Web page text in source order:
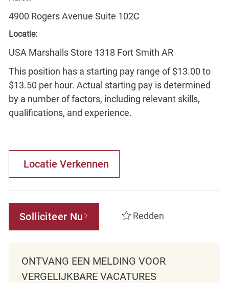
4900 Rogers Avenue Suite 102C
Locatie:
USA Marshalls Store 1318 Fort Smith AR
This position has a starting pay range of $13.00 to
$13.50 per hour. Actual starting pay is determined
by a number of factors, including relevant skills,
qualifications, and experience.
Locatie Verkennen
Solliciteer Nu Redden
ONTVANG EEN MELDING VOOR
VERGELIJKBARE VACATURES